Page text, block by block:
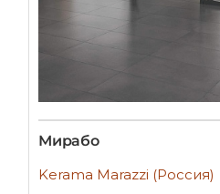
Мирабо
Kerama Marazzi (Россия)